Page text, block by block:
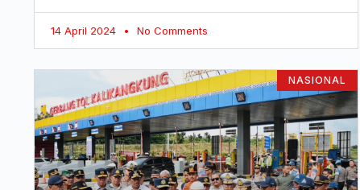
14 April 2024 No Comments
NASIONAL